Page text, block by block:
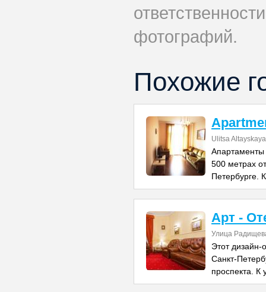
фотографий.
Похожие
Ulitsa
500 метрах
Петербурге.
Арт -
Улица
Этот дизайн-
Санкт-
проспекта. К